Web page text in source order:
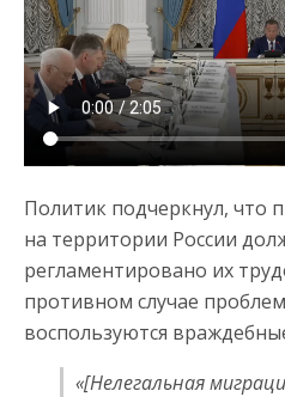
Политик подчеркнул, что
на территории России
регламентировано их
противном случае
воспользуются
«[Нелегальная